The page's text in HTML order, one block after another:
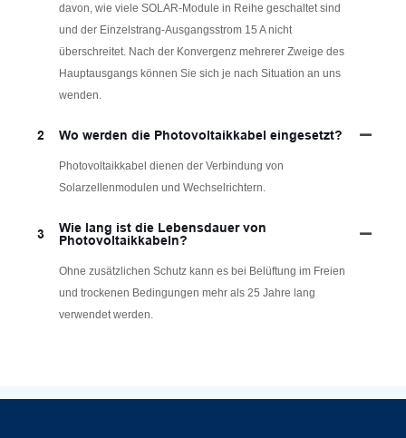
davon, wie viele SOLAR-Module in Reihe geschaltet sind
und der Einzelstrang-Ausgangsstrom 15 A nicht
überschreitet. Nach der Konvergenz mehrerer Zweige des
Hauptausgangs können Sie sich je nach Situation an uns
wenden.
2 Wo werden die Photovoltaikkabel eingesetzt?
Photovoltaikkabel dienen der Verbindung von
Solarzellenmodulen und Wechselrichtern.
3
Wie lang ist die Lebensdauer von
Photovoltaikkabeln?
Ohne zusätzlichen Schutz kann es bei Belüftung im Freien
und trockenen Bedingungen mehr als 25 Jahre lang
verwendet werden.